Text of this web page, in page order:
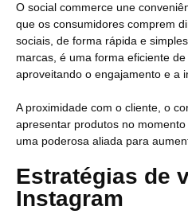
O social commerce une
que os consumidores comprem
sociais, de forma rápida e
marcas, é uma forma eficiente
aproveitando o engajamento e a
A proximidade com o cliente, o
apresentar produtos no
uma poderosa aliada para
Estratégias de
Instagram